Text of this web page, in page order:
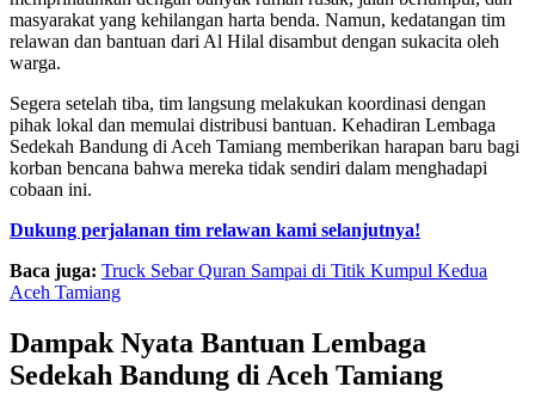
masyarakat yang kehilangan harta benda. Namun, kedatangan tim
relawan dan bantuan dari Al Hilal disambut dengan sukacita oleh
warga.
Segera setelah tiba, tim langsung melakukan koordinasi dengan
pihak lokal dan memulai distribusi bantuan. Kehadiran Lembaga
Sedekah Bandung di Aceh Tamiang memberikan harapan baru bagi
korban bencana bahwa mereka tidak sendiri dalam menghadapi
cobaan ini.
Dukung perjalanan tim relawan kami selanjutnya!
Baca juga: Truck Sebar Quran Sampai di Titik Kumpul Kedua
Aceh Tamiang
Dampak Nyata Bantuan Lembaga
Sedekah Bandung di Aceh Tamiang